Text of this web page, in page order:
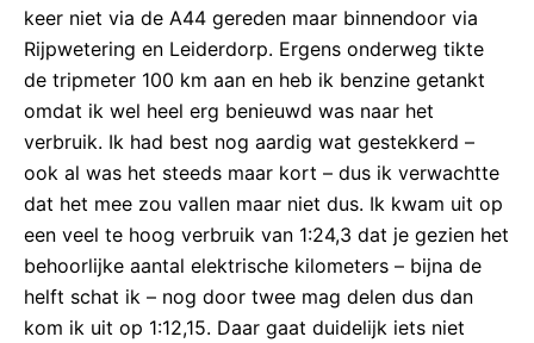
keer niet via de A44 gereden maar binnendoor via
Rijpwetering en Leiderdorp. Ergens onderweg tikte
de tripmeter 100 km aan en heb ik benzine getankt
omdat ik wel heel erg benieuwd was naar het
verbruik. Ik had best nog aardig wat gestekkerd –
ook al was het steeds maar kort – dus ik verwachtte
dat het mee zou vallen maar niet dus. Ik kwam uit op
een veel te hoog verbruik van 1:24,3 dat je gezien het
behoorlijke aantal elektrische kilometers – bijna de
helft schat ik – nog door twee mag delen dus dan
kom ik uit op 1:12,15. Daar gaat duidelijk iets niet